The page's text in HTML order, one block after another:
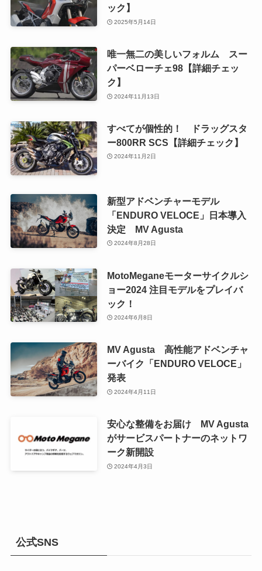
ック】
2025年5月14日
唯一無二の美しいフォルム スー
パーベローチェ98【詳細チェッ
ク】
2024年11月13日
すべてが個性的！ ドラッグスタ
ー800RR SCS【詳細チェック】
2024年11月2日
新型アドベンチャーモデル
「ENDURO VELOCE」日本導入
決定 MV Agusta
2024年8月28日
MotoMeganeモーターサイクルシ
ョー2024 注目モデルをプレイバ
ック！
2024年6月8日
MV Agusta 高性能アドベンチャ
ーバイク「ENDURO VELOCE」
発表
2024年4月11日
安心な整備をお届け MV Agusta
がサービスパートナーのネットワ
ーク新開設
2024年4月3日
公式SNS